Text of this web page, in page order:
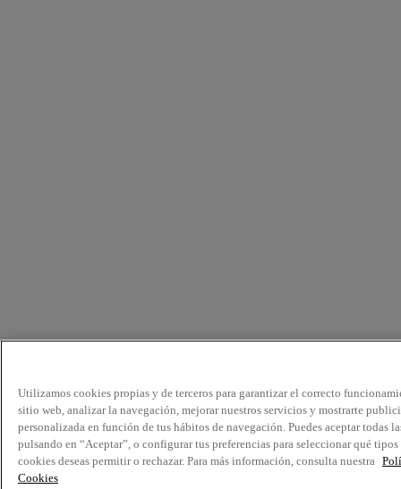
Utilizamos cookies propias y de terceros para garantizar el correcto
sitio web, analizar la navegación, mejorar nuestros servicios y mostrarte
personalizada en función de tus hábitos de navegación. Puedes aceptar todas
pulsando en “Aceptar”, o configurar tus preferencias para seleccionar qué tipos
cookies deseas permitir o rechazar. Para más información, consulta nuestra
Cookies